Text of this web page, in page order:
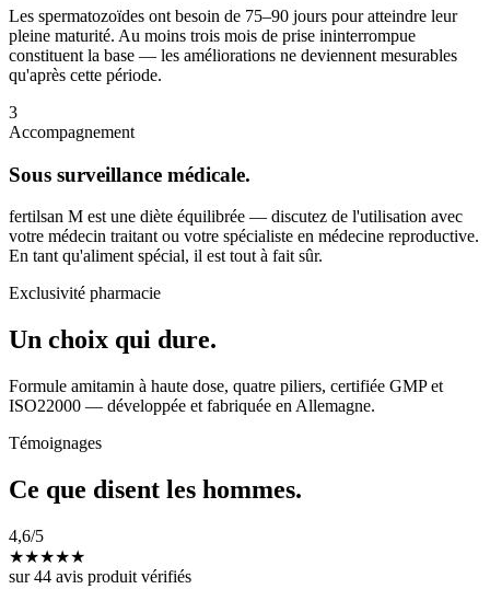
Les spermatozoïdes ont besoin de 75–90 jours pour atteindre leur
pleine maturité. Au moins trois mois de prise ininterrompue
constituent la base — les améliorations ne deviennent mesurables
qu'après cette période.
3
Accompagnement
Sous surveillance médicale.
fertilsan M est une diète équilibrée — discutez de l'utilisation avec
votre médecin traitant ou votre spécialiste en médecine reproductive.
En tant qu'aliment spécial, il est tout à fait sûr.
Exclusivité pharmacie
Un choix qui dure.
Formule amitamin à haute dose, quatre piliers, certifiée GMP et
ISO22000 — développée et fabriquée en Allemagne.
Témoignages
Ce que disent les hommes.
4,6/5
★★★★★
sur 44 avis produit vérifiés